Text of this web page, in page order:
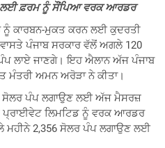
ਲਈ ਫ਼ਰਮ ਨੂੰ ਸੌਂਪਿਆ ਵਰਕ ਆਰਡਰ
ਨੂੰ ਕਾਰਬਨ-ਮੁਕਤ ਕਰਨ ਲਈ ਕੁਦਰਤੀ
ਪੰਜਾਬ ਸਰਕਾਰ ਵੱਲੋਂ ਅਗਲੇ 120
ਲਾਏ ਜਾਣਗੇ। ਇਹ ਐਲਾਨ ਅੱਜ ਪੰਜਾਬ
ਮੰਤਰੀ ਅਮਨ ਅਰੋੜਾ ਨੇ ਕੀਤਾ।
ਸੋਲਰ ਪੰਪ ਲਗਾਉਣ ਲਈ ਅੱਜ ਮੈਸਰਜ਼
ਲਿਮਟਿਡ ਨੂੰ ਵਰਕ ਆਰਡਰ
ਮਹੀਨੇ 2,356 ਸੋਲਰ ਪੰਪ ਲਗਾਉਣ ਲਈ